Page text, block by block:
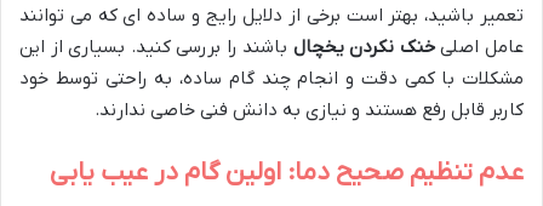
تعمیر باشید، بهتر است برخی از دلایل رایج و ساده ای که می توانند
عامل اصلیخنک نکردن یخچال باشند را بررسی کنید. بسیاری از این
مشکلات با کمی دقت و انجام چند گام ساده، به راحتی توسط خود
کاربر قابل رفع هستند و نیازی به دانش فنی خاصی ندارند.
عدم تنظیم صحیح دما: اولین گام در عیب یابی